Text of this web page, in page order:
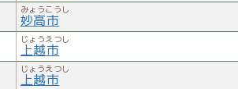
みょうこうし
妙高市
じょうえつし
上越市
じょうえつし
上越市